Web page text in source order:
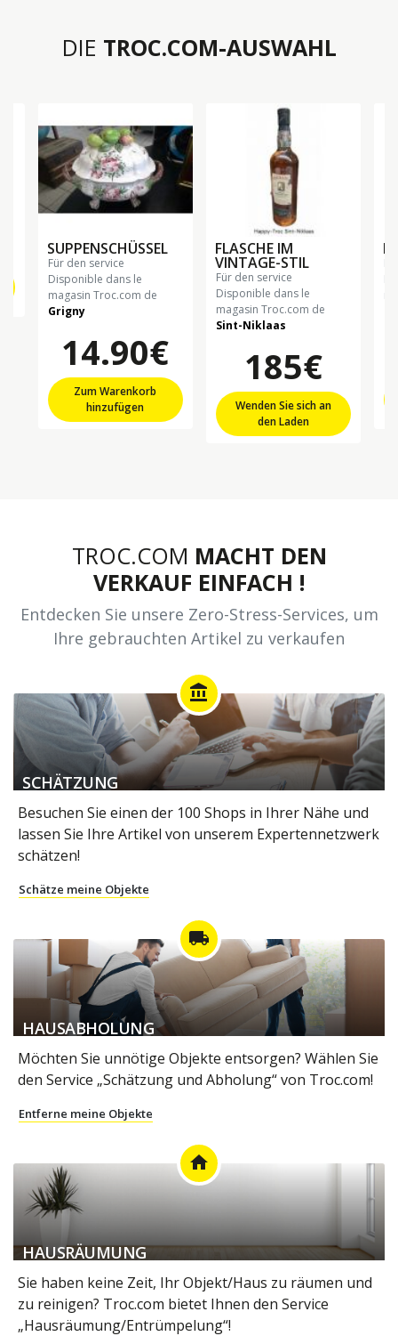
DIE TROC.COM-AUSWAHL
SUPPENSCHÜSSEL
für den service
Disponible dans le
magasin Troc.com de
Grigny
14.90€
Zum Warenkorb
hinzufügen
FLASCHE IM
VINTAGE-STIL
für den service
Disponible dans le
magasin Troc.com de
Sint-Niklaas
185€
Wenden Sie sich an
den Laden
TROC.COM MACHT DEN
VERKAUF EINFACH !
Entdecken Sie unsere Zero-Stress-Services, um
Ihre gebrauchten Artikel zu verkaufen
account_balance
SCHÄTZUNG
Besuchen Sie einen der 100 Shops in Ihrer Nähe und
lassen Sie Ihre Artikel von unserem Expertennetzwerk
schätzen!
Schätze meine Objekte
local_shipping
HAUSABHOLUNG
Möchten Sie unnötige Objekte entsorgen? Wählen Sie
den Service „Schätzung und Abholung“ von Troc.com!
Entferne meine Objekte
home
HAUSRÄUMUNG
Sie haben keine Zeit, Ihr Objekt/Haus zu räumen und
zu reinigen? Troc.com bietet Ihnen den Service
„Hausräumung/Entrümpelung“!